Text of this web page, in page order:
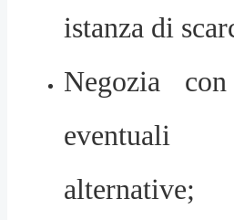
istanza di
Negozia
alternative;